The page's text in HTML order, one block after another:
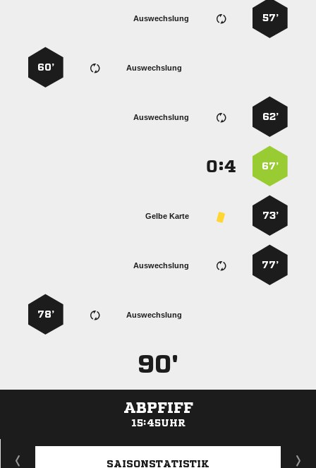
57’
Auswechslung
Auswechslung
60’
62’
Auswechslung
67’
:
73’
Gelbe Karte
77’
Auswechslung
Auswechslung
78’
90'
ABPFIFF
15:45UHR
ANZEIGE
SAISONSTATISTIK